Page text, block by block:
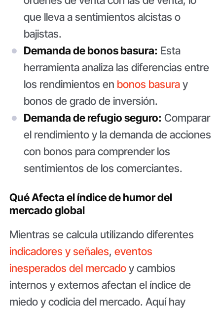
que lleva a sentimientos alcistas o
bajistas.
Demanda de bonos basura: Esta
herramienta analiza las diferencias entre
los rendimientos en bonos basuray
bonos de grado de inversión.
Demanda de refugio seguro: Comparar
el rendimiento y la demanda de acciones
con bonos para comprender los
sentimientos de los comerciantes.
Qué Afecta el índice de humor del
mercado global
Mientras se calcula utilizando diferentes
indicadores y señales,eventos
inesperados del mercadoy cambios
internos y externos afectan el índice de
miedo y codicia del mercado. Aquí hay